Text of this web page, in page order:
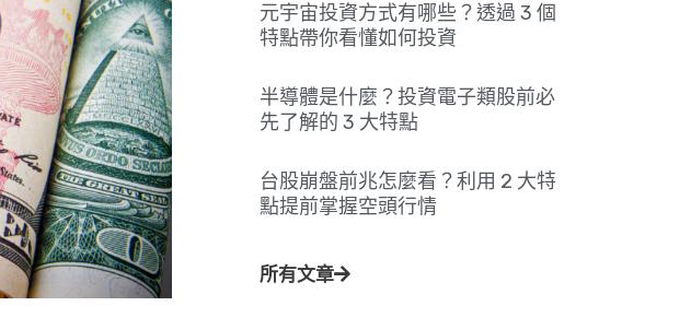
元宇宙投資方式有哪些？透過 3 個
特點帶你看懂如何投資
半導體是什麼？投資電子類股前必
先了解的 3 大特點
台股崩盤前兆怎麼看？利用 2 大特
點提前掌握空頭行情
所有文章